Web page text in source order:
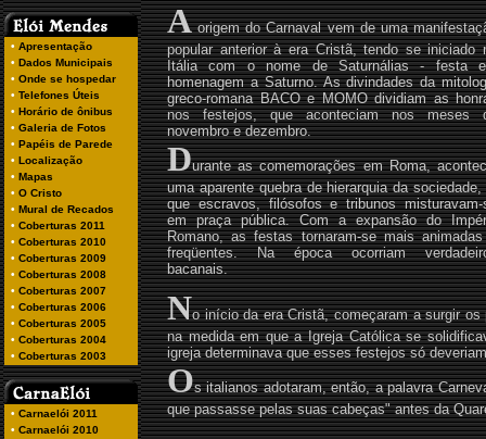
Aorigem do Carnaval vem de uma
popular anterior à era Cristã, tendo se iniciado
Itália com o nome de Saturnálias - festa
homenagem a Saturno. As divindades da
greco-romana BACO e MOMO dividiam as
nos festejos, que aconteciam nos meses
novembro e dezembro.
Durante as comemorações em Roma,
uma aparente quebra de hierarquia da sociedade,
que escravos, filósofos e tribunos misturavam-
em praça pública. Com a expansão do
Romano, as festas tornaram-se mais
freqüentes. Na época ocorriam
bacanais.
No início da era Cristã, começaram a surgir
na medida em que a Igreja Católica se
igreja determinava que esses festejos só
Os italianos adotaram, então, a palavra
que passasse pelas suas cabeças" antes da